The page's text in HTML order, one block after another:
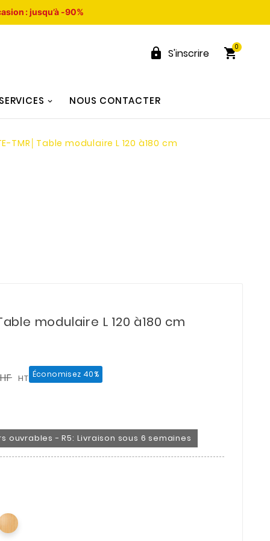
: jusqu’à -90%
 S'inscrire 
0
NOUS CONTACTER
TMR│Table modulaire L 120 à180 cm
modulaire L 120 à180 cm
HT Économisez 40%
ouvrables - R5: Livraison sous 6 semaines